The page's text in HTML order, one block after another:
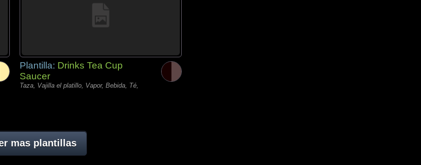
Plantilla: Drinks Tea Cup
Saucer
Taza, Vajilla el platillo, Vapor, Bebida, Té,
mas plantillas